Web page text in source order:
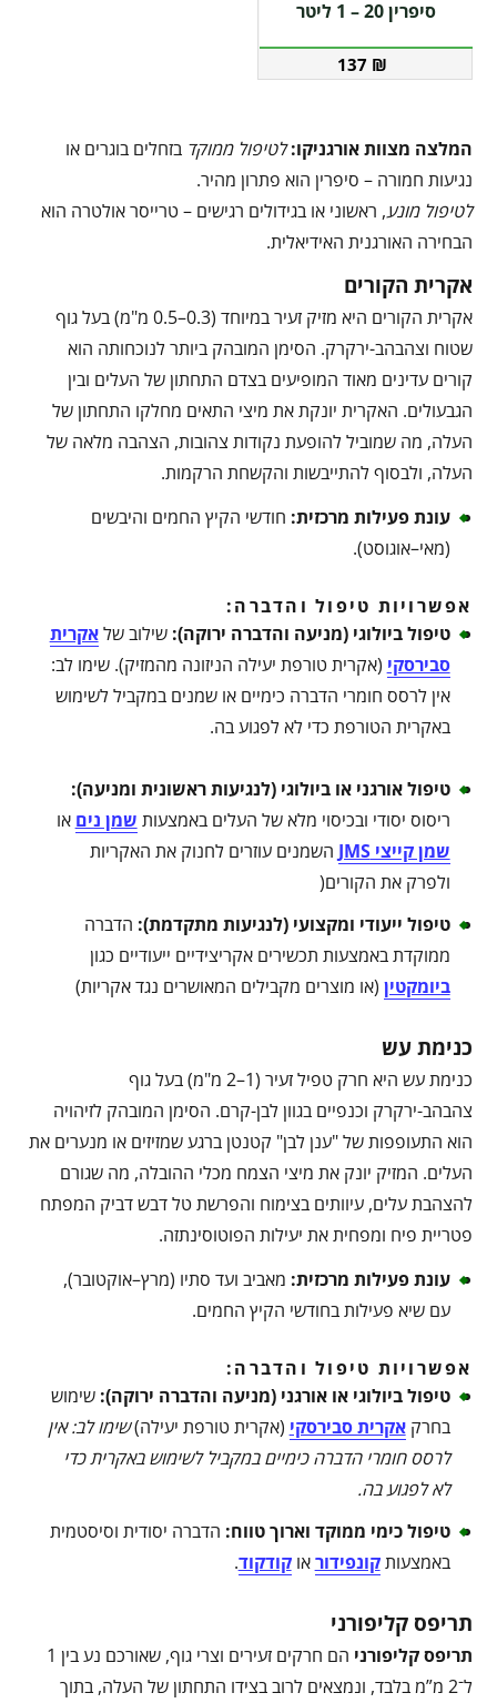
סיפרין 20 – 1 ליטר
137 ₪
המלצה מצוות אורגניקו: לטיפול ממוקד בזחלים בוגרים או
נגיעות חמורה – סיפרין הוא פתרון מהיר.
לטיפול מונע, ראשוני או בגידולים רגישים – טרייסר אולטרה הוא
הבחירה האורגנית האידיאלית.
אקרית הקורים
אקרית הקורים היא מזיק זעיר במיוחד (0.3–0.5 מ"מ) בעל גוף
שטוח וצהבהב-ירקרק. הסימן המובהק ביותר לנוכחותה הוא
קורים עדינים מאוד המופיעים בצדם התחתון של העלים ובין
הגבעולים. האקרית יונקת את מיצי התאים מחלקו התחתון של
העלה, מה שמוביל להופעת נקודות צהובות, הצהבה מלאה של
העלה, ולבסוף להתייבשות והקשחת הרקמות.
עונת פעילות מרכזית: חודשי הקיץ החמים והיבשים
(מאי–אוגוסט).
אפשרויות טיפול והדברה:
טיפול ביולוגי (מניעה והדברה ירוקה): שילוב שלאקרית
סבירסקי (אקרית טורפת יעילה הניזונה מהמזיק). שימו לב:
אין לרסס חומרי הדברה כימיים או שמנים במקביל לשימוש
באקרית הטורפת כדי לא לפגוע בה.
טיפול אורגני או ביולוגי (לנגיעות ראשונית ומניעה):
ריסוס יסודי ובכיסוי מלא של העלים באמצעות שמן נים או
שמן קייצי JMS
השמנים עוזרים לחנוק את האקריות
ולפרק את הקורים(
טיפול ייעודי ומקצועי (לנגיעות מתקדמת): הדברה
ממוקדת באמצעות תכשירים אקריצידיים ייעודיים כגון
ביומקטין (או מוצרים מקבילים המאושרים נגד אקריות)
כנימת עש
כנימת עש היא חרק טפיל זעיר (1–2 מ"מ) בעל גוף
צהבהב-ירקרק וכנפיים בגוון לבן-קרם. הסימן המובהק לזיהויה
הוא התעופפות של "ענן לבן" קטנטן ברגע שמזיזים או מנערים את
העלים. המזיק יונק את מיצי הצמח מכלי ההובלה, מה שגורם
להצהבת עלים, עיוותים בצימוח והפרשת טל דבש דביק המפתח
פטריית פיח ומפחית את יעילות הפוטוסינתזה.
עונת פעילות מרכזית: מאביב ועד סתיו (מרץ–אוקטובר),
עם שיא פעילות בחודשי הקיץ החמים.
אפשרויות טיפול והדברה:
טיפול ביולוגי או אורגני (מניעה והדברה ירוקה): שימוש
בחרקאקרית סבירסקי (אקרית טורפת יעילה)שימו לב: אין
לרסס חומרי הדברה כימיים במקביל לשימוש באקרית כדי
לא לפגוע בה.
טיפול כימי ממוקד וארוך טווח: הדברה יסודית וסיסטמית
באמצעותקונפידוראוקודקוד.
תריפס קליפורני
תריפס קליפורני
הם חרקים זעירים וצרי גוף, שאורכם נע בין 1
ל־2 מ”מ בלבד, ונמצאים לרוב בצידו התחתון של העלה, בתוך